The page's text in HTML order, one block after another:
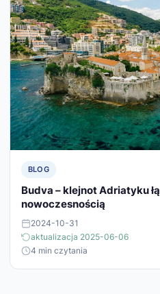
BLOG
Budva – klejnot Adriatyku
nowoczesnością
2024-10-31
aktualizacja 2025-06-06
4 min czytania